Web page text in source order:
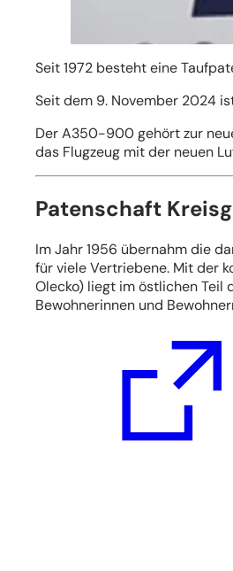
Seit 1972 besteht eine
Seit dem 9. November 2024
Der A350-900 gehört zur
das Flugzeug mit der neuen
Patenschaft
Im Jahr 1956 übernahm die
für viele Vertriebene. Mit der
Olecko) liegt im östlichen Teil
Bewohnerinnen und